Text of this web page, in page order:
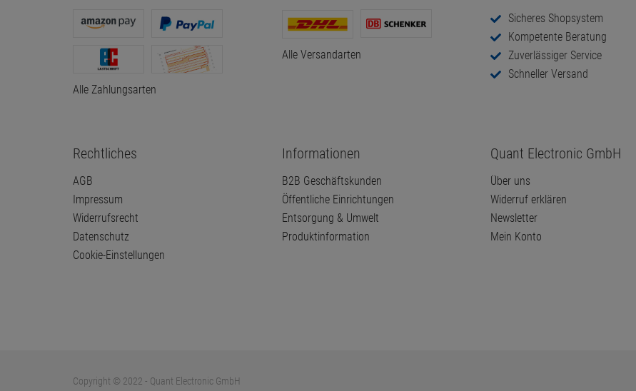
Alle Zahlungsarten
Alle Versandarten
Sicheres Shopsystem
Kompetente Beratung
Zuverlässiger Service
Schneller Versand
Rechtliches
AGB
Impressum
Widerrufsrecht
Datenschutz
Cookie-Einstellungen
Informationen
B2B Geschäftskunden
Öffentliche Einrichtungen
Entsorgung & Umwelt
Produktinformation
Quant Electronic GmbH
Über uns
Widerruf erklären
Newsletter
Mein Konto
Copyright © 2022 - Quant Electronic GmbH